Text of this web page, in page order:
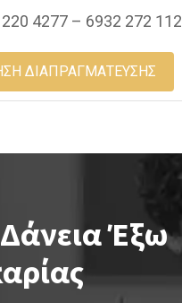
4277 – 6932 272 112
ΔΙΑΠΡΑΓΜΑΤΕΥΣΗΣ
Έξω